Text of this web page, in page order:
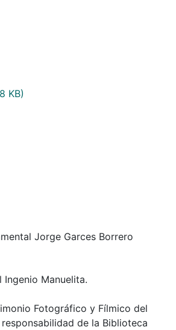
KB)
Jorge Garces Borrero
Ingenio Manuelita.
Fotográfico y Fílmico del
de la Biblioteca